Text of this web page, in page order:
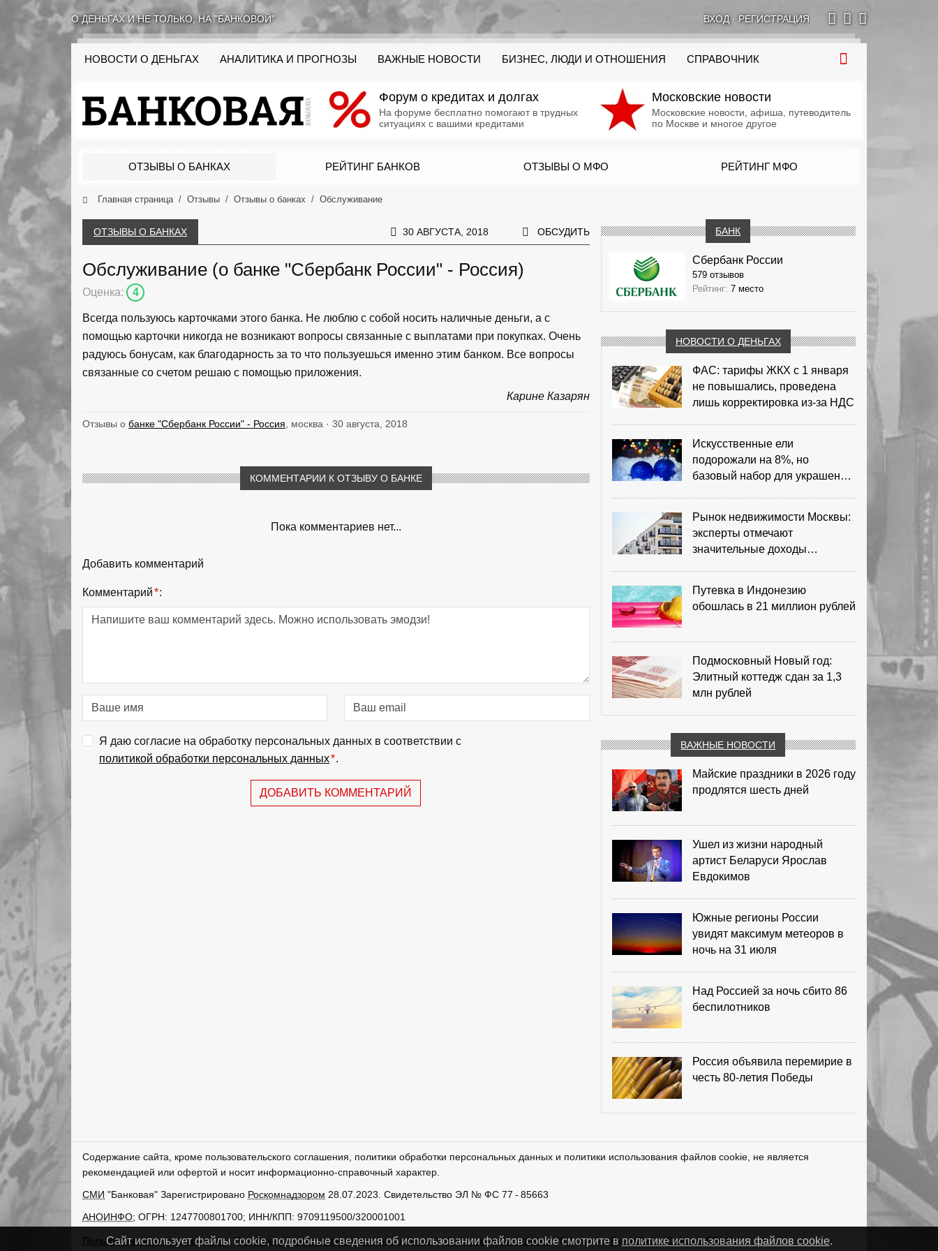
О ДЕНЬГАХ И НЕ ТОЛЬКО, НА "БАНКОВОЙ" ВХОД· РЕГИСТРАЦИЯ
НОВОСТИ О ДЕНЬГАХ АНАЛИТИКА И ПРОГНОЗЫ ВАЖНЫЕ НОВОСТИ БИЗНЕС, ЛЮДИ И ОТНОШЕНИЯ СПРАВОЧНИК
Форум о кредитах и долгах
На форуме бесплатно помогают в трудных
ситуациях с вашими кредитами
Московские новости
Московские новости, афиша, путеводитель
по Москве и многое другое
ОТЗЫВЫ О БАНКАХ РЕЙТИНГ БАНКОВ ОТЗЫВЫ О МФО РЕЙТИНГ МФО
Главная страница Отзывы Отзывы о банках Обслуживание
ОТЗЫВЫ О БАНКАХ 30 АВГУСТА, 2018 ОБСУДИТЬ
Обслуживание (о банке "Сбербанк России" - Россия)
Оценка: 4
Всегда пользуюсь карточками этого банка. Не люблю с собой носить наличные деньги, а с
помощью карточки никогда не возникают вопросы связанные с выплатами при покупках. Очень
радуюсь бонусам, как благодарность за то что пользуешься именно этим банком. Все вопросы
связанные со счетом решаю с помощью приложения.
Карине Казарян
Отзывы о банке "Сбербанк России" - Россия , москва · 30 августа, 2018
КОММЕНТАРИИ К ОТЗЫВУ О БАНКЕ
Пока комментариев нет...
Добавить комментарий
Комментарий*:
Я даю согласие на обработку персональных данных в соответствии с
политикой обработки персональных данных*.
ДОБАВИТЬ КОММЕНТАРИЙ
БАНК
Сбербанк России
579 отзывов
Рейтинг: 7 место
НОВОСТИ О ДЕНЬГАХ
ФАС: тарифы ЖКХ с 1 января
не повышались, проведена
лишь корректировка из‑за НДС
Искусственные ели
подорожали на 8%, но
базовый набор для украшения
Рынок недвижимости Москвы:
эксперты отмечают
значительные доходы
Путевка в Индонезию
обошлась в 21 миллион рублей
Подмосковный Новый год:
Элитный коттедж сдан за 1,3
млн рублей
ВАЖНЫЕ НОВОСТИ
Майские праздники в 2026 году
продлятся шесть дней
Ушел из жизни народный
артист Беларуси Ярослав
Евдокимов
Южные регионы России
увидят максимум метеоров в
ночь на 31 июля
Над Россией за ночь сбито 86
беспилотников
Россия объявила перемирие в
честь 80-летия Победы
Содержание сайта, кроме пользовательского соглашения, политики обработки персональных данных и политики использования файлов cookie, не является
рекомендацией или офертой и носит информационно-справочный характер.
СМИ "Банковая" Зарегистрировано Роскомнадзором 28.07.2023. Свидетельство ЭЛ № ФС 77 - 85663
АНОИНФО; ОГРН: 1247700801700; ИНН/КПП: 9709119500/320001001
Пользовательское соглашение Политика обработки персональных данных Использование cookies Сделано вРунетЛаб – Сайты и CRM
Сайт использует файлы cookie, подробные сведения об использовании файлов cookie смотрите вполитике использования файлов cookie.